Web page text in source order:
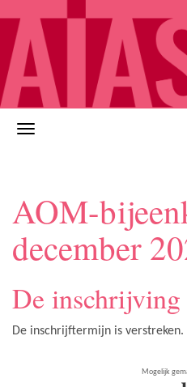
AOM-
december
De inschrijving
De inschrijftermijn is verstreken.
Mogelijk